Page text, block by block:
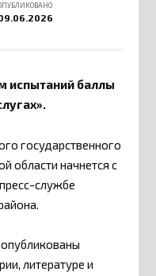
испытаний баллы
государственного
области начнется с
службе
литературе и